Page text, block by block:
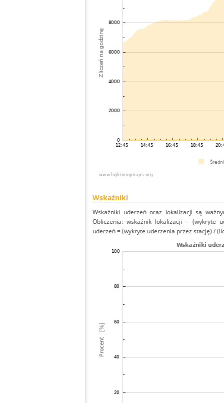
Wskaźniki
Wskaźniki uderzeń oraz lokalizacji są
Obliczenia: wskaźnik lokalizacji = (wykryte
uderzeń = (wykryte uderzenia przez stację) /